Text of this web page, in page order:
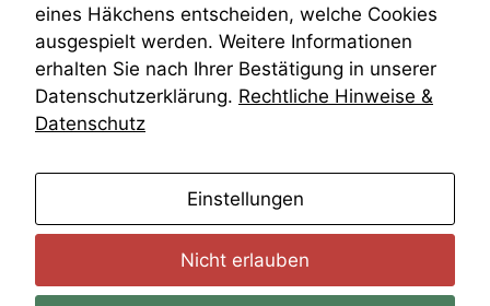
Öffentliches Personalrecht
Öffentlichkeitsprinzip
eines Häkchens entscheiden, welche Cookies
ausgespielt werden. Weitere Informationen
erhalten Sie nach Ihrer Bestätigung in unserer
Datenschutzerklärung. Rechtliche Hinweise &
Datenschutz
Einstellungen
Nicht erlauben